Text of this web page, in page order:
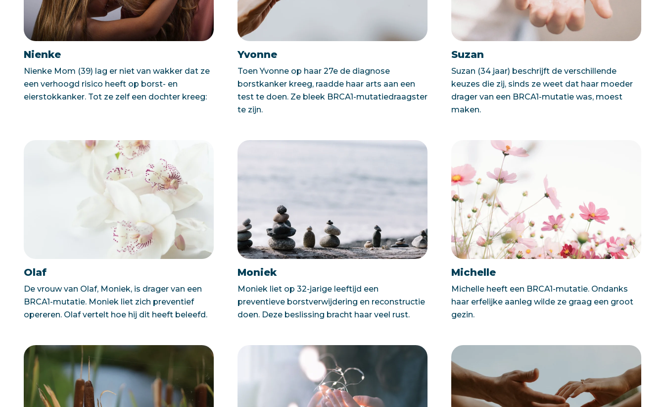
Nienke
Nienke Mom (39) lag er niet van wakker dat ze
een verhoogd risico heeft op borst- en
eierstokkanker. Tot ze zelf een dochter kreeg:
Yvonne
Toen Yvonne op haar 27e de diagnose
borstkanker kreeg, raadde haar arts aan een
test te doen. Ze bleek BRCA1-mutatiedraagster
te zijn.
Suzan
Suzan (34 jaar) beschrijft de verschillende
keuzes die zij, sinds ze weet dat haar moeder
drager van een BRCA1-mutatie was, moest
maken.
Olaf
De vrouw van Olaf, Moniek, is drager van een
BRCA1-mutatie. Moniek liet zich preventief
opereren. Olaf vertelt hoe hij dit heeft beleefd.
Moniek
Moniek liet op 32-jarige leeftijd een
preventieve borstverwijdering en reconstructie
doen. Deze beslissing bracht haar veel rust.
Michelle
Michelle heeft een BRCA1-mutatie. Ondanks
haar erfelijke aanleg wilde ze graag een groot
gezin.